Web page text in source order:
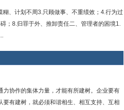
、计划不周3.只顾做事、不重绩效；4.行为过
；8.归罪于外、推卸责任二、管理者的困境1.
协作的集体力量，才能有所建树。企业要有
有建树，就必须和谐相生、相互支持、互相